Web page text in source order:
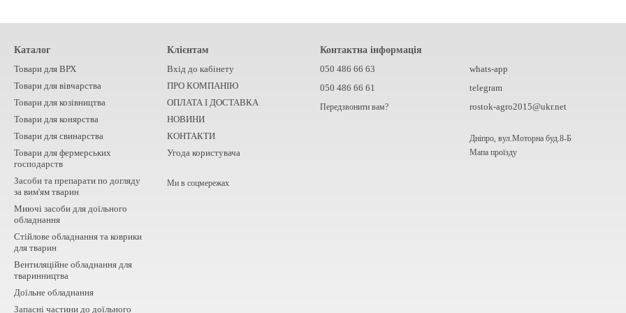
Каталог
Товари для ВРХ
Товари для вівчарства
Товари для козівництва
Товари для конярства
Товари для свинарства
Товари для фермерських
господарств
Засоби та препарати по догляду
за вим'ям тварин
Миючі засоби для доїльного
обладнання
Стійлове обладнання та коврики
для тварин
Вентиляційне обладнання для
тваринництва
Доїльне обладнання
Запасні частини до доїльного
Клієнтам
Вхід до кабінету
ПРО КОМПАНІЮ
ОПЛАТА І ДОСТАВКА
НОВИНИ
КОНТАКТИ
Угода користувача
Ми в соцмережах
Контактна інформація
050 486 66 63
050 486 66 61
Передзвонити вам?
whats-app
telegram
rostok-agro2015@ukr.net
Дніпро, вул.Моторна буд.8-Б
Мапа проїзду